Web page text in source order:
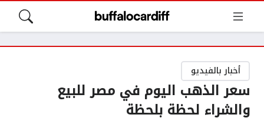
أخبار بالفيديو
سعر الذهب اليوم في مصر للبيع
والشراء لحظة بلحظة